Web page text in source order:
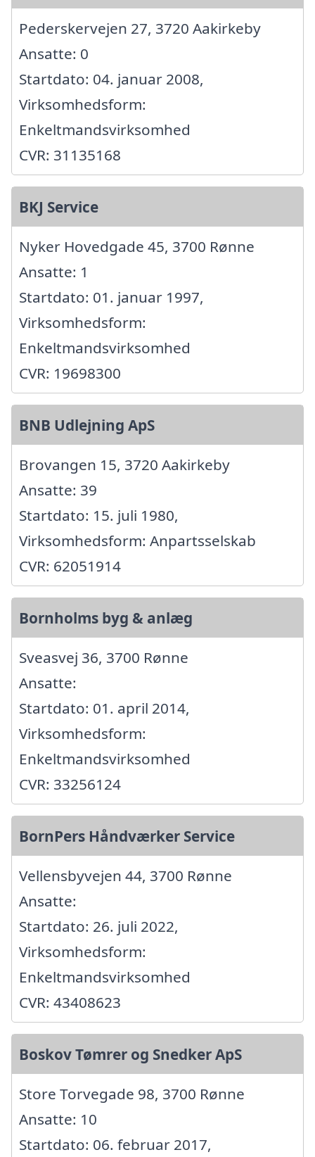
Pederskervejen 27, 3720 Aakirkeby
Ansatte: 0
Startdato: 04. januar 2008,
Virksomhedsform:
Enkeltmandsvirksomhed
CVR: 31135168
BKJ Service
Nyker Hovedgade 45, 3700 Rønne
Ansatte: 1
Startdato: 01. januar 1997,
Virksomhedsform:
Enkeltmandsvirksomhed
CVR: 19698300
BNB Udlejning ApS
Brovangen 15, 3720 Aakirkeby
Ansatte: 39
Startdato: 15. juli 1980,
Virksomhedsform: Anpartsselskab
CVR: 62051914
Bornholms byg & anlæg
Sveasvej 36, 3700 Rønne
Ansatte:
Startdato: 01. april 2014,
Virksomhedsform:
Enkeltmandsvirksomhed
CVR: 33256124
BornPers Håndværker Service
Vellensbyvejen 44, 3700 Rønne
Ansatte:
Startdato: 26. juli 2022,
Virksomhedsform:
Enkeltmandsvirksomhed
CVR: 43408623
Boskov Tømrer og Snedker ApS
Store Torvegade 98, 3700 Rønne
Ansatte: 10
Startdato: 06. februar 2017,